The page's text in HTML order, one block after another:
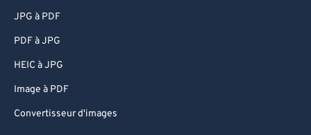
JPG à PDF
PDF à JPG
HEIC à JPG
Image à PDF
Convertisseur d'images